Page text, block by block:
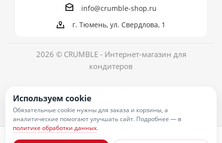
info@crumble-shop.ru
г. Тюмень, ул. Свердлова, 1
2026 © CRUMBLE - Интернет-магазин для
кондитеров
Используем cookie
Обязательные cookie нужны для заказа и корзины, а
аналитические помогают улучшать сайт. Подробнее — в
политике обработки данных.